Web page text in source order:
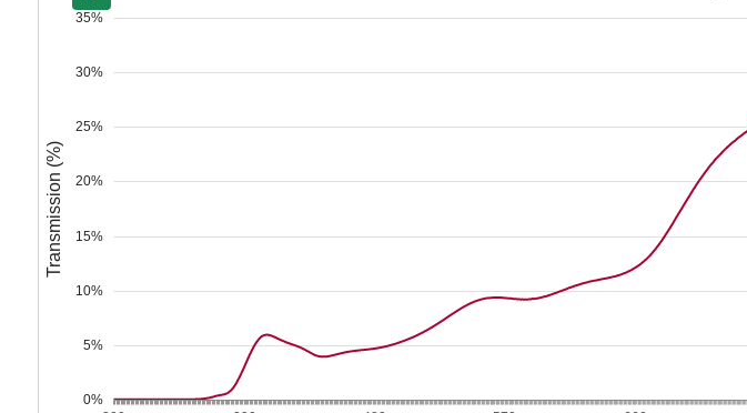
0%
5%
10%
15%
20%
25%
30%
35%
Transmission (%)